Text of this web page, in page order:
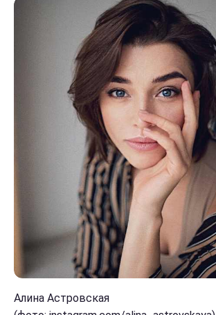
Алина Астровская